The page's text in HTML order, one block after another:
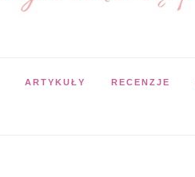
ARTYKUŁY RECENZJE